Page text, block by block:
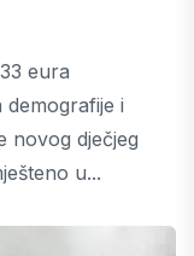
eura
i
novog dječjeg
u...